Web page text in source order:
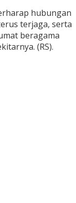
hubungan
terjaga, serta
beragama
(RS).